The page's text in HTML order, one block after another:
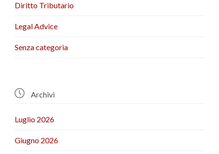
Diritto Tributario
Legal Advice
Senza categoria
 Archivi
Luglio 2026
Giugno 2026